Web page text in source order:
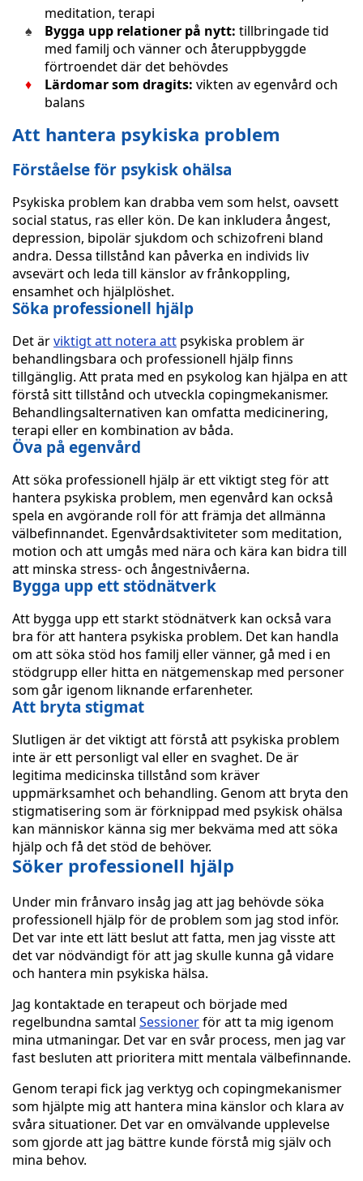
meditation, terapi
Bygga upp relationer på nytt: tillbringade tid
med familj och vänner och återuppbyggde
förtroendet där det behövdes
Lärdomar som dragits: vikten av egenvård och
balans
Att hantera psykiska problem
Förståelse för psykisk ohälsa
Psykiska problem kan drabba vem som helst, oavsett
social status, ras eller kön. De kan inkludera ångest,
depression, bipolär sjukdom och schizofreni bland
andra. Dessa tillstånd kan påverka en individs liv
avsevärt och leda till känslor av frånkoppling,
ensamhet och hjälplöshet.
Söka professionell hjälp
Det ärviktigt att notera att psykiska problem är
behandlingsbara och professionell hjälp finns
tillgänglig. Att prata med en psykolog kan hjälpa en att
förstå sitt tillstånd och utveckla copingmekanismer.
Behandlingsalternativen kan omfatta medicinering,
terapi eller en kombination av båda.
Öva på egenvård
Att söka professionell hjälp är ett viktigt steg för att
hantera psykiska problem, men egenvård kan också
spela en avgörande roll för att främja det allmänna
välbefinnandet. Egenvårdsaktiviteter som meditation,
motion och att umgås med nära och kära kan bidra till
att minska stress- och ångestnivåerna.
Bygga upp ett stödnätverk
Att bygga upp ett starkt stödnätverk kan också vara
bra för att hantera psykiska problem. Det kan handla
om att söka stöd hos familj eller vänner, gå med i en
stödgrupp eller hitta en nätgemenskap med personer
som går igenom liknande erfarenheter.
Att bryta stigmat
Slutligen är det viktigt att förstå att psykiska problem
inte är ett personligt val eller en svaghet. De är
legitima medicinska tillstånd som kräver
uppmärksamhet och behandling. Genom att bryta den
stigmatisering som är förknippad med psykisk ohälsa
kan människor känna sig mer bekväma med att söka
hjälp och få det stöd de behöver.
Söker professionell hjälp
Under min frånvaro insåg jag att jag behövde söka
professionell hjälp för de problem som jag stod inför.
Det var inte ett lätt beslut att fatta, men jag visste att
det var nödvändigt för att jag skulle kunna gå vidare
och hantera min psykiska hälsa.
Jag kontaktade en terapeut och började med
regelbundna samtal Sessionerför att ta mig igenom
mina utmaningar. Det var en svår process, men jag var
fast besluten att prioritera mitt mentala välbefinnande.
Genom terapi fick jag verktyg och copingmekanismer
som hjälpte mig att hantera mina känslor och klara av
svåra situationer. Det var en omvälvande upplevelse
som gjorde att jag bättre kunde förstå mig själv och
mina behov.